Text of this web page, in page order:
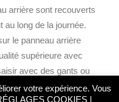
arrière sont recouverts
au long de la journée.
le panneau arrière
supérieure avec
avec des gants ou
votre expérience. Vous
COOKIES|